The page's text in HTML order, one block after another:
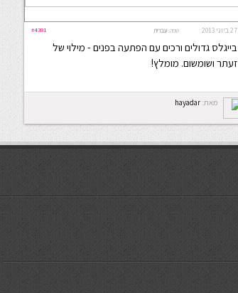
27 ביוני 2013 #4381 שפה: עברית
בייגלס גדולים ורכים עם הפתעה בפנים - מילוי של
זעתר ושומשום. מומלץ!
מאת: hayadar